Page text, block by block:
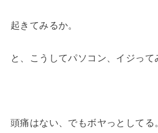
起きてみるか。
と、こうしてパソコン、イジって
頭痛はない、でもボヤっとしてる